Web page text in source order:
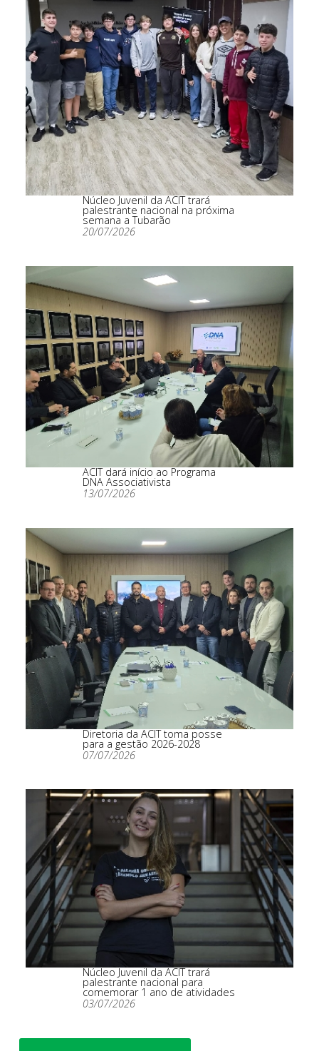
Núcleo Juvenil da ACIT trará
palestrante nacional na próxima
semana a Tubarão
20/07/2026
ACIT dará início ao Programa
DNA Associativista
13/07/2026
Diretoria da ACIT toma posse
para a gestão 2026-2028
07/07/2026
Núcleo Juvenil da ACIT trará
palestrante nacional para
comemorar 1 ano de atividades
03/07/2026